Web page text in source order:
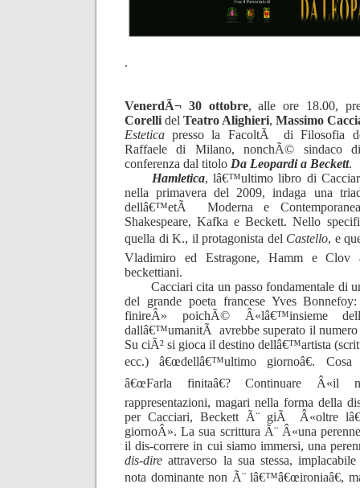
.
VenerdÃ¬ 30 ottobre, alle ore 18.00,
Corelli del Teatro Alighieri, Massimo
Estetica presso la FacoltÃ di Filosofia
Raffaele di Milano, nonchÃ© sindaco
conferenza dal titolo Da Leopardi a Beckett.
Hamletica, lâ€™ultimo libro di
nella primavera del 2009, indaga una
dellâ€™etÃ Moderna e
Shakespeare, Kafka e Beckett. Nello
quella di K., il protagonista del Castello, e
Vladimiro ed Estragone, Hamm e Clov
beckettiani.
Cacciari cita un passo fondamentale di
del grande poeta francese Yves
finireÂ» poichÃ© Â«lâ€™insieme
dallâ€™umanitÃ avrebbe superato il
Su ciÃ² si gioca il destino dellâ€™artista
ecc.) â€œdellâ€™ultimo giornoâ€.
â€œFarla finitaâ€? Continuare Â«il
rappresentazioni, magari nella forma della
per Cacciari, Beckett Ã¨ giÃ Â«oltre
giornoÂ». La sua scrittura Ã¨ Â«una
il dis-correre in cui siamo immersi, una
dis-dire attraverso la sua stessa,
nota dominante non Ã¨ lâ€™â€œironiaâ€,